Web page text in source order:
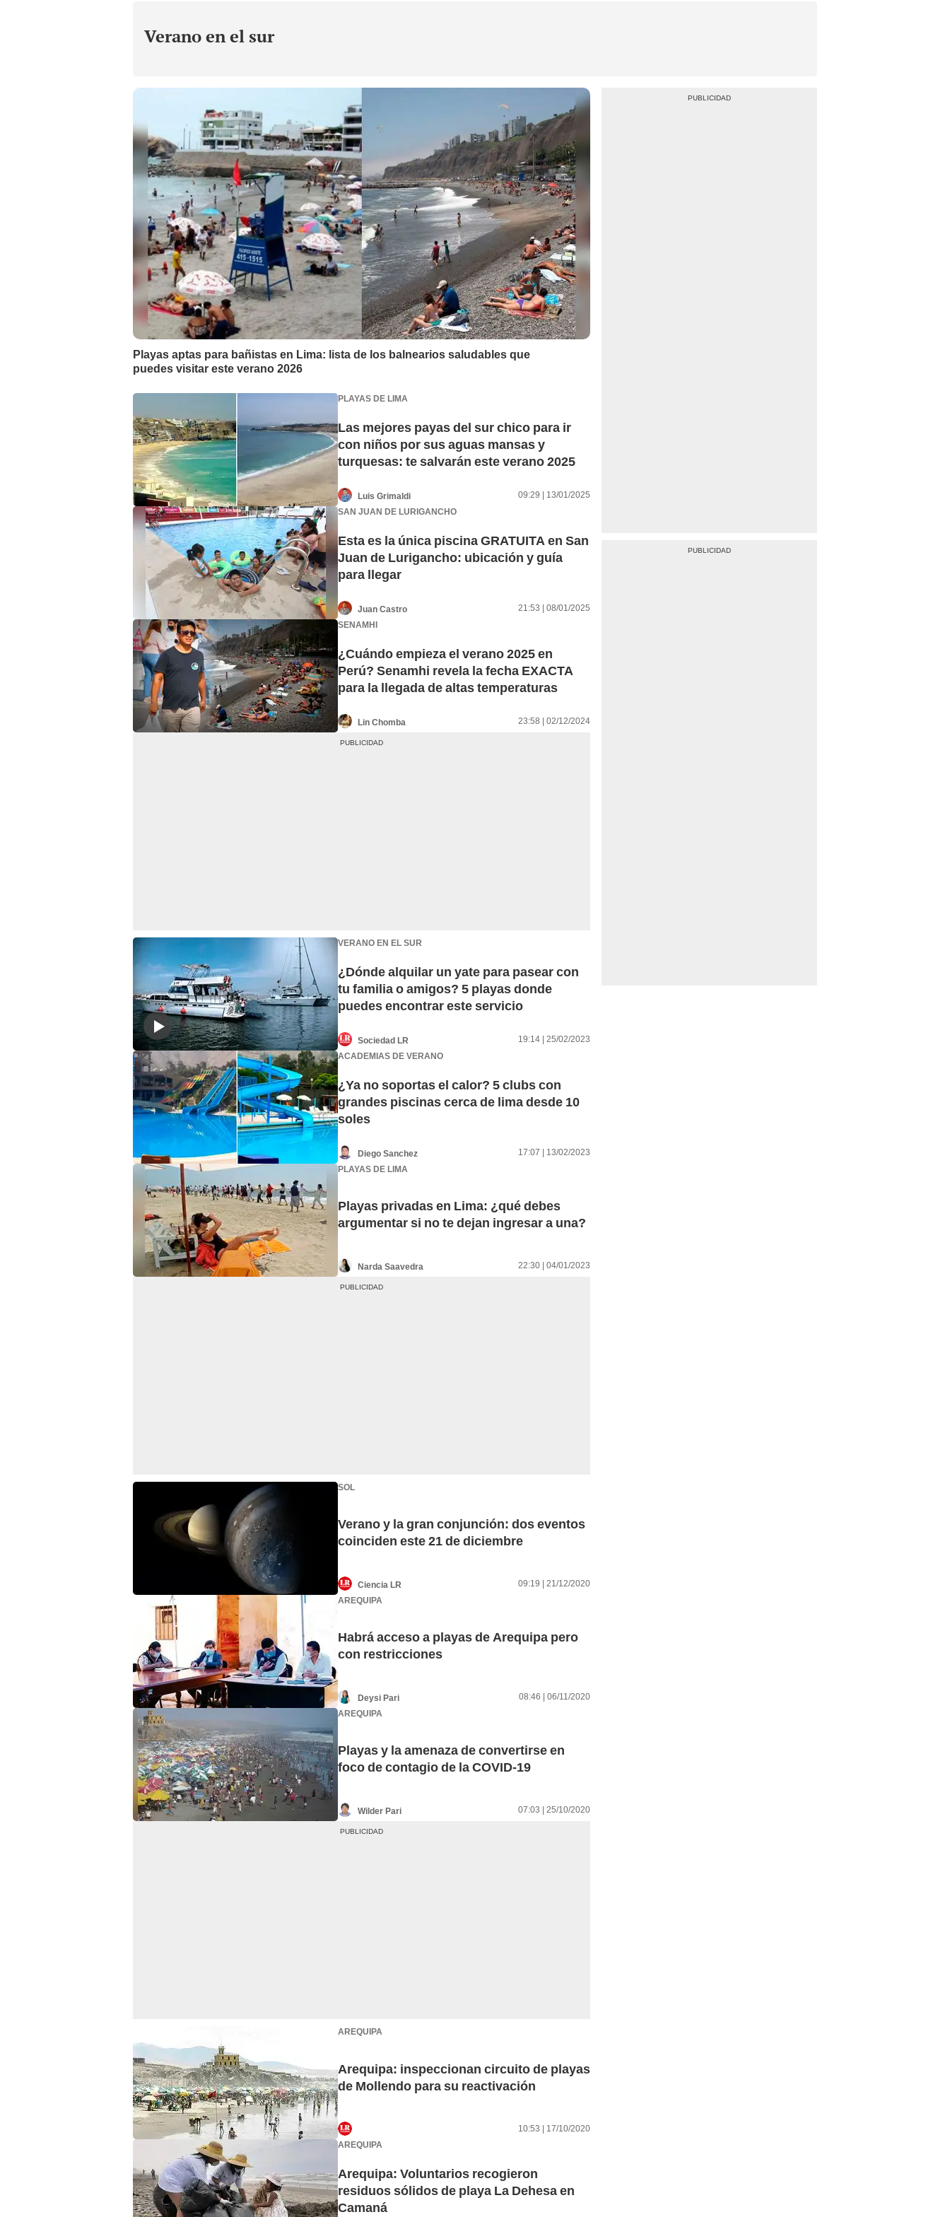
Verano en el sur
Playas aptas para bañistas en Lima: lista de los balnearios saludables que
puedes visitar este verano 2026
PLAYAS DE LIMA
Las mejores payas del sur chico para ir
con niños por sus aguas mansas y
turquesas: te salvarán este verano 2025
Luis Grimaldi
09:29 | 13/01/2025
SAN JUAN DE LURIGANCHO
Esta es la única piscina GRATUITA en San
Juan de Lurigancho: ubicación y guía
para llegar
Juan Castro
21:53 | 08/01/2025
SENAMHI
¿Cuándo empieza el verano 2025 en
Perú? Senamhi revela la fecha EXACTA
para la llegada de altas temperaturas
Lin Chomba 23:58 | 02/12/2024
VERANO EN EL SUR
¿Dónde alquilar un yate para pasear con
tu familia o amigos? 5 playas donde
puedes encontrar este servicio
Sociedad LR
19:14 | 25/02/2023
ACADEMIAS DE VERANO
¿Ya no soportas el calor? 5 clubs con
grandes piscinas cerca de lima desde 10
soles
Diego Sanchez
17:07 | 13/02/2023
PLAYAS DE LIMA
Playas privadas en Lima: ¿qué debes
argumentar si no te dejan ingresar a una?
Narda Saavedra 22:30 | 04/01/2023
SOL
Verano y la gran conjunción: dos eventos
coinciden este 21 de diciembre
Ciencia LR
09:19 | 21/12/2020
AREQUIPA
Habrá acceso a playas de Arequipa pero
con restricciones
Deysi Pari
08:46 | 06/11/2020
AREQUIPA
Playas y la amenaza de convertirse en
foco de contagio de la COVID-19
Wilder Pari 07:03 | 25/10/2020
AREQUIPA
Arequipa: inspeccionan circuito de playas
de Mollendo para su reactivación
10:53 | 17/10/2020
AREQUIPA
Arequipa: Voluntarios recogieron
residuos sólidos de playa La Dehesa en
Camaná